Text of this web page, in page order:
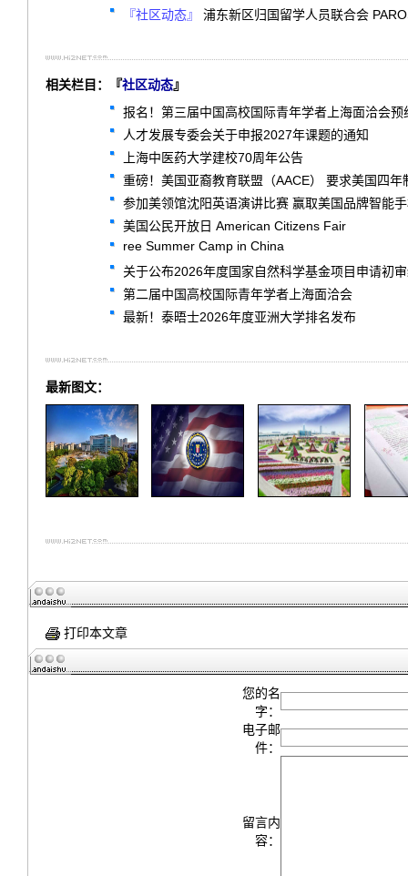
『社区动态』
浦东新区归国留学人员联合会
相关栏目：『社区动态』
报名！第三届中国高校国际青年学者上海面洽会预
人才发展专委会关于申报2027年课题的通知
上海中医药大学建校70周年公告
重磅！美国亚裔教育联盟（AACE） 要求美国四
参加美领馆沈阳英语演讲比赛 赢取美国品牌智能
美国公民开放日 American Citizens Fair
ree Summer Camp in China
关于公布2026年度国家自然科学基金项目申请初
第二届中国高校国际青年学者上海面洽会
最新！泰晤士2026年度亚洲大学排名发布
最新图文：
打印本文章
您的名
字：
电子邮
件：
留言内
容：